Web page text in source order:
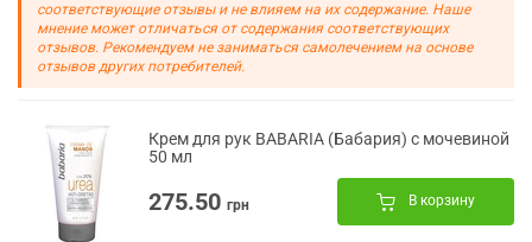
соответствующие отзывы и не влияем на их содержание. Наше
мнение может отличаться от содержания соответствующих
отзывов. Рекомендуем не заниматься самолечением на основе
отзывов других потребителей.
Крем для рук BABARIA (Бабария) с мочевиной
50 мл
275.50 грн В корзину